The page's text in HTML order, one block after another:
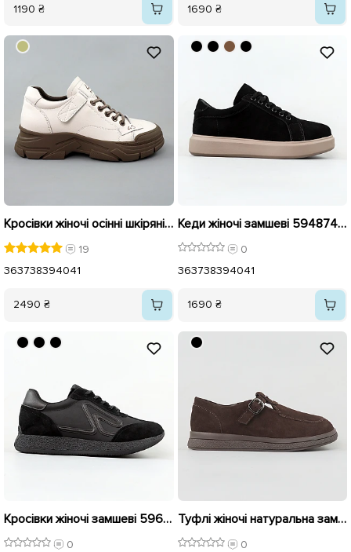
1190 ₴ 1690 ₴
Кросівки жіночі осінні шкіряні 590102 Молочні
19
363738394041
2490 ₴
Кеди жіночі замшеві 594874 Чорні
0
363738394041
1690 ₴
Кросівки жіночі замшеві 596016 Чорні
0
Туфлі жіночі натуральна замша 596141 Коричневі
0